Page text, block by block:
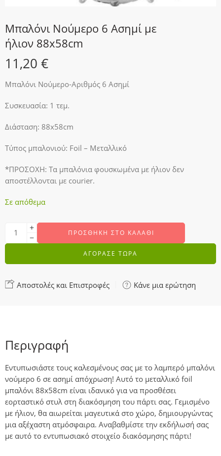
Μπαλόνι Νούμερο 6 Ασημί με
ήλιον 88x58cm
11,20 €
Μπαλόνι Νούμερο-Αριθμός 6 Ασημί
Συσκευασία: 1 τεμ.
Διάσταση: 88x58cm
Τύπος μπαλονιού: Foil – Μεταλλικό
*ΠΡΟΣΟΧΗ: Τα μπαλόνια φουσκωμένα με ήλιον δεν
αποστέλλονται με courier.
Σε απόθεμα
ΠΡΟΣΘΉΚΗ ΣΤΟ ΚΑΛΆΘΙ
ΑΓΟΡΑΣΕ ΤΩΡΑ
Αποστολές και Επιστροφές Κάνε μια ερώτηση
Περιγραφή
Εντυπωσιάστε τους καλεσμένους σας με το λαμπερό μπαλόνι
νούμερο 6 σε ασημί απόχρωση! Αυτό το μεταλλικό foil
μπαλόνι 88x58cm είναι ιδανικό για να προσθέσει
εορταστικό στυλ στη διακόσμηση του πάρτι σας. Γεμισμένο
με ήλιον, θα αιωρείται μαγευτικά στο χώρο, δημιουργώντας
μια αξέχαστη ατμόσφαιρα. Αναβαθμίστε την εκδήλωσή σας
με αυτό το εντυπωσιακό στοιχείο διακόσμησης πάρτι!